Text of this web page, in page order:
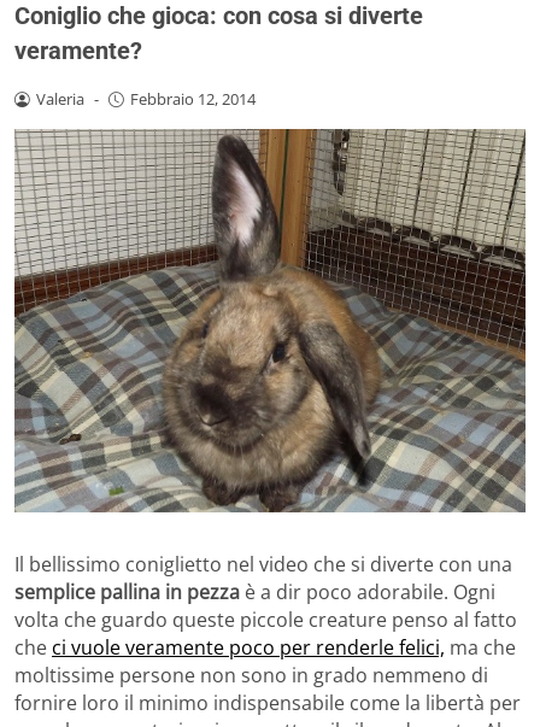
Coniglio che gioca: con cosa si diverte
veramente?
Valeria - Febbraio 12, 2014
Il bellissimo coniglietto nel video che si diverte con una
semplice pallina in pezza è a dir poco adorabile. Ogni
volta che guardo queste piccole creature penso al fatto
che ci vuole veramente poco per renderle felici, ma che
moltissime persone non sono in grado nemmeno di
fornire loro il minimo indispensabile come la libertà per